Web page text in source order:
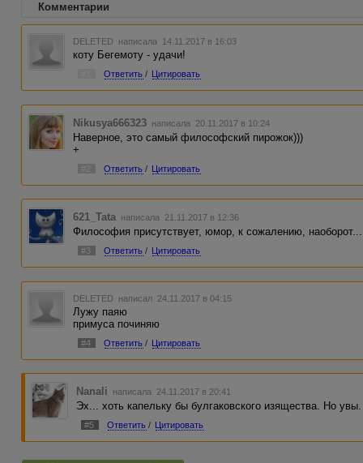
Комментарии
DELETED написала 14.11.2017 в 16:03
коту Бегемоту - удачи!
Ответить / Цитировать
Nikusya666323 написала 20.11.2017 в 10:24
Наверное, это самый философский пирожок)))
+
#2 Ответить / Цитировать
621_Tata написала 21.11.2017 в 12:36
Философия присутствует, юмор, к сожалению, наоборот...
#3 Ответить / Цитировать
DELETED написал 24.11.2017 в 04:15
Лужу паяю
примуса починяю
#4 Ответить / Цитировать
Nanali написала 24.11.2017 в 20:41
Эх... хоть капельку бы булгаковского изящества. Но
#5 Ответить / Цитировать